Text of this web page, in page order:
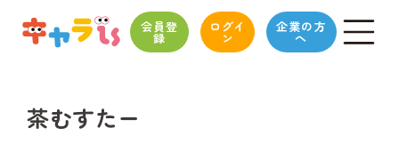
会員登
録
ログイ
ン
企業の方
へ
茶むすたー